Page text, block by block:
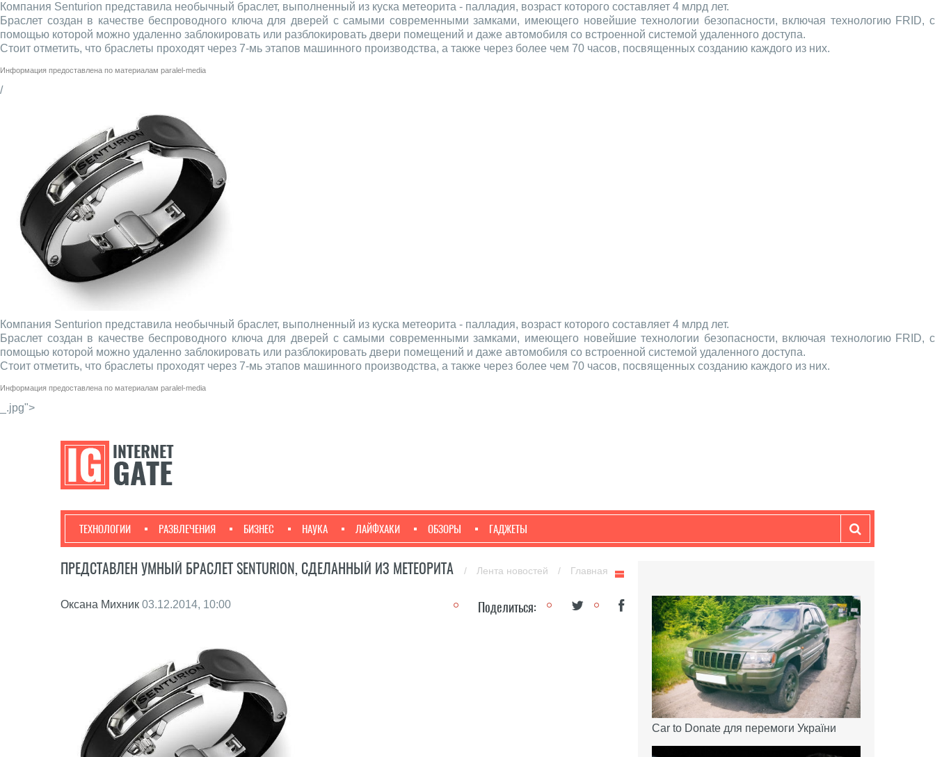
Компания Senturion представила необычный браслет, выполненный из куска метеорита - палладия, возраст которого составляет 4 млрд лет.
Браслет создан в качестве беспроводного ключа для дверей с самыми современными замками, имеющего новейшие технологии безопасности, включая технологию FRID, с
помощью которой можно удаленно заблокировать или разблокировать двери помещений и даже автомобиля со встроенной системой удаленного доступа.
Стоит отметить, что браслеты проходят через 7-мь этапов машинного производства, а также через более чем 70 часов, посвященных созданию каждого из них.
Информация предоставлена по материалам paralel-media
/
Компания Senturion представила необычный браслет, выполненный из куска метеорита - палладия, возраст которого составляет 4 млрд лет.
Браслет создан в качестве беспроводного ключа для дверей с самыми современными замками, имеющего новейшие технологии безопасности, включая технологию FRID, с
помощью которой можно удаленно заблокировать или разблокировать двери помещений и даже автомобиля со встроенной системой удаленного доступа.
Стоит отметить, что браслеты проходят через 7-мь этапов машинного производства, а также через более чем 70 часов, посвященных созданию каждого из них.
Информация предоставлена по материалам paralel-media
_.jpg">
ТЕХНОЛОГИИ РАЗВЛЕЧЕНИЯ БИЗНЕС НАУКА ЛАЙФХАКИ ОБЗОРЫ ГАДЖЕТЫ
ПРЕДСТАВЛЕН УМНЫЙ БРАСЛЕТ SENTURION, СДЕЛАННЫЙ ИЗ МЕТЕОРИТА / Лента новостей / Главная
Оксана Михник 03.12.2014, 10:00 Поделиться:
Car to Donate для перемоги України